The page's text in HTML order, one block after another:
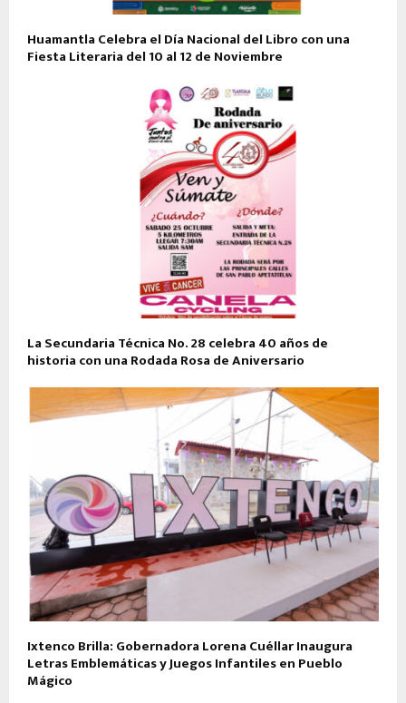
Huamantla Celebra el Día Nacional del Libro con una
Fiesta Literaria del 10 al 12 de Noviembre
La Secundaria Técnica No. 28 celebra 40 años de
historia con una Rodada Rosa de Aniversario
Ixtenco Brilla: Gobernadora Lorena Cuéllar Inaugura
Letras Emblemáticas y Juegos Infantiles en Pueblo
Mágico